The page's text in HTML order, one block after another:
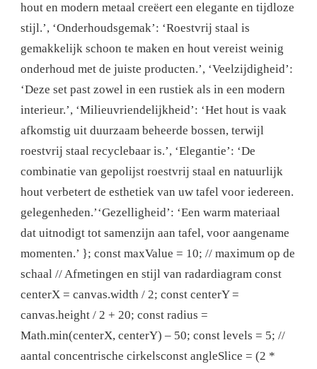
hout en modern metaal creëert een elegante en tijdloze
stijl.’, ‘Onderhoudsgemak’: ‘Roestvrij staal is
gemakkelijk schoon te maken en hout vereist weinig
onderhoud met de juiste producten.’, ‘Veelzijdigheid’:
‘Deze set past zowel in een rustiek als in een modern
interieur.’, ‘Milieuvriendelijkheid’: ‘Het hout is vaak
afkomstig uit duurzaam beheerde bossen, terwijl
roestvrij staal recyclebaar is.’, ‘Elegantie’: ‘De
combinatie van gepolijst roestvrij staal en natuurlijk
hout verbetert de esthetiek van uw tafel voor iedereen.
gelegenheden.’‘Gezelligheid’: ‘Een warm materiaal
dat uitnodigt tot samenzijn aan tafel, voor aangename
momenten.’ }; const maxValue = 10; // maximum op de
schaal // Afmetingen en stijl van radardiagram const
centerX = canvas.width / 2; const centerY =
canvas.height / 2 + 20; const radius =
Math.min(centerX, centerY) – 50; const levels = 5; //
aantal concentrische cirkelsconst angleSlice = (2 *